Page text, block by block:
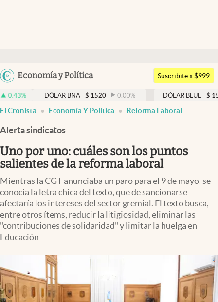
Argentina
Uruguay
Economía y Política
Members
Economía y Política
Finanzas y Mercados
Mercados Online
Negocios
Columnistas
Apertura
Infotechnology
Clase
Mundial 2026
Eventos Corporativos
Suscribite x $999
DÓLAR BNA $ 1520 0.00 % DÓLAR BLUE $ 1525 -0.33
El Cronista Economía Y Política Reforma Laboral
Alerta sindicatos
Uno por uno: cuáles son los puntos
salientes de la reforma laboral
Mientras la CGT anunciaba un paro para el 9 de mayo, se
conocía la letra chica del texto, que de sancionarse
afectaría los intereses del sector gremial. El texto busca,
entre otros ítems, reducir la litigiosidad, eliminar las
"contribuciones de solidaridad" y limitar la huelga en
Educación